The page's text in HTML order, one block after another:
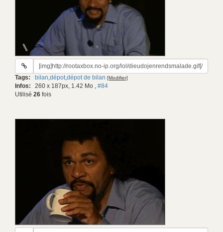
URL
gif:
Tags: bilan,dépot,dépot de bilan [Modifier]
Infos: 260 x 187px, 1.42 Mo , #84
Utilisé 26 fois